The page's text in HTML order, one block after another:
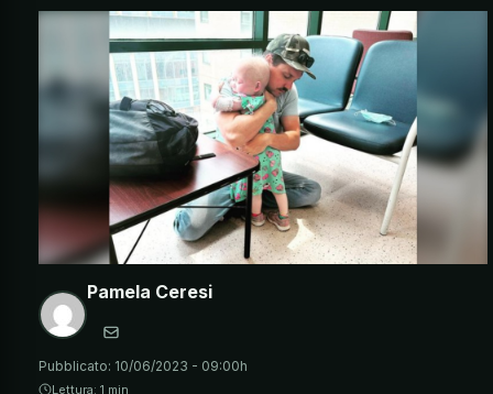
Pamela Ceresi
Pubblicato: 10/06/2023 - 09:00h
Lettura: 1 min